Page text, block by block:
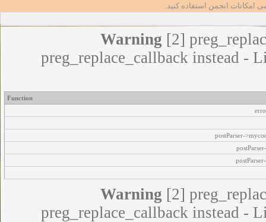
امکانات انجمن استفاده کنید.
Warning [2]
preg_replace_callback instead -
Function
postParser-
Warning [2]
preg_replace_callback instead -